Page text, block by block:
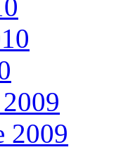
2009